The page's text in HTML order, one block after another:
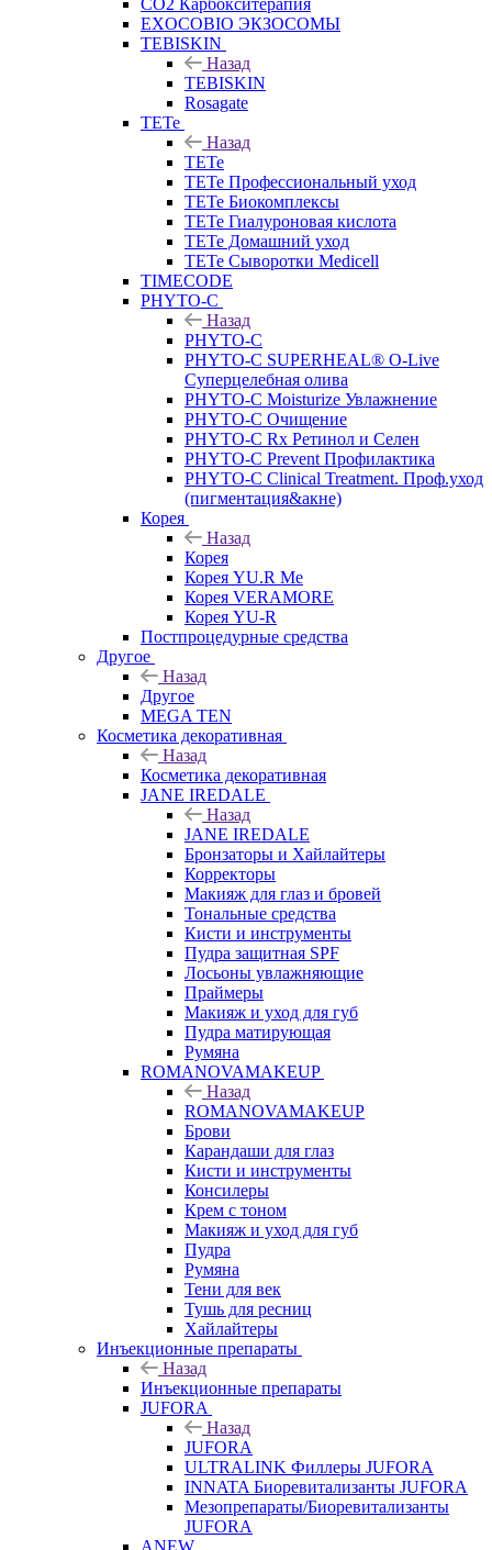
CO2 Карбокситерапия
EXOCOBIO ЭКЗОСОМЫ
TEBISKIN
Назад
TEBISKIN
Rosagate
TETe
Назад
TETe
TETe Профессиональный уход
TETe Биокомплексы
TETe Гиалуроновая кислота
TETe Домашний уход
TETe Сыворотки Medicell
TIMECODE
PHYTO-C
Назад
PHYTO-C
PHYTO-C SUPERHEAL® O-Live
Суперцелебная олива
PHYTO-C Moisturize Увлажнение
PHYTO-C Очищение
PHYTO-C Rx Ретинол и Селен
PHYTO-C Prevent Профилактика
PHYTO-C Clinical Treatment. Проф.уход
(пигментация&акне)
Корея
Назад
Корея
Корея YU.R Me
Корея VERAMORE
Корея YU-R
Постпроцедурные средства
Другое
Назад
Другое
MEGA TEN
Косметика декоративная
Назад
Косметика декоративная
JANE IREDALE
Назад
JANE IREDALE
Бронзаторы и Хайлайтеры
Корректоры
Макияж для глаз и бровей
Тональные средства
Кисти и инструменты
Пудра защитная SPF
Лосьоны увлажняющие
Праймеры
Макияж и уход для губ
Пудра матирующая
Румяна
ROMANOVAMAKEUP
Назад
ROMANOVAMAKEUP
Брови
Карандаши для глаз
Кисти и инструменты
Консилеры
Крем с тоном
Макияж и уход для губ
Пудра
Румяна
Тени для век
Тушь для ресниц
Хайлайтеры
Инъекционные препараты
Назад
Инъекционные препараты
JUFORA
Назад
JUFORA
ULTRALINK Филлеры JUFORA
INNATA Биоревитализанты JUFORA
Мезопрепараты/Биоревитализанты
JUFORA
ANEW